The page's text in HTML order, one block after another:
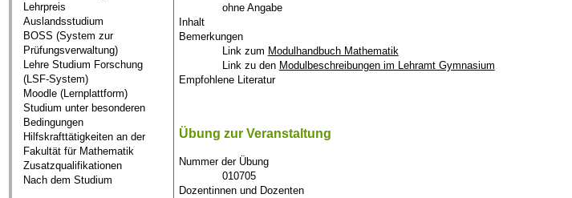
Lehrpreis
Auslandsstudium
BOSS (System zur
Prüfungsverwaltung)
Lehre Studium Forschung
(LSF-System)
Moodle (Lernplattform)
Studium unter besonderen
Bedingungen
Hilfskrafttätigkeiten an der
Fakultät für Mathematik
Zusatzqualifikationen
Nach dem Studium
ohne Angabe
Inhalt
Bemerkungen
Link zum Modulhandbuch Mathematik
Link zu den Modulbeschreibungen im Lehramt Gymnasium
Empfohlene Literatur
Übung zur Veranstaltung
Nummer der Übung
010705
Dozentinnen und Dozenten